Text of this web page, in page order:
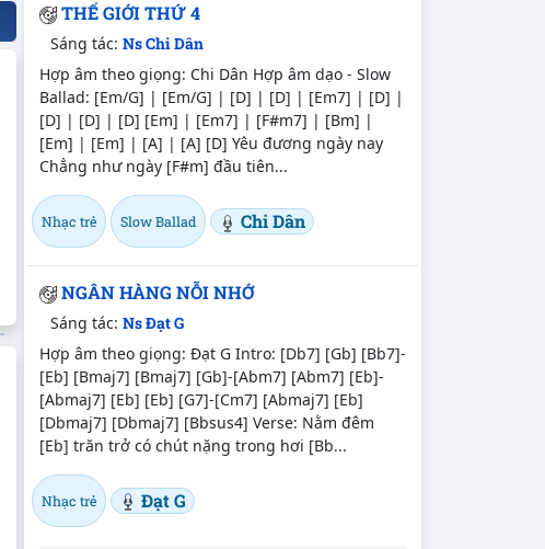
THẾ GIỚI THỨ 4
Sáng tác:Ns Chi Dân
Hợp âm theo giọng: Chi Dân Hợp âm dạo - Slow
Ballad: [Em/G] | [Em/G] | [D] | [D] | [Em7] | [D] |
[D] | [D] | [D] [Em] | [Em7] | [F#m7] | [Bm] |
[Em] | [Em] | [A] | [A] [D] Yêu đương ngày nay
Chẳng như ngày [F#m] đầu tiên...
Nhạc trẻ Slow Ballad Chi Dân
NGÂN HÀNG NỖI NHỚ
Sáng tác:Ns Đạt G
Hợp âm theo giọng: Đạt G Intro: [Db7] [Gb] [Bb7]-
[Eb] [Bmaj7] [Bmaj7] [Gb]-[Abm7] [Abm7] [Eb]-
[Abmaj7] [Eb] [Eb] [G7]-[Cm7] [Abmaj7] [Eb]
[Dbmaj7] [Dbmaj7] [Bbsus4] Verse: Nằm đêm
[Eb] trăn trở có chút nặng trong hơi [Bb...
Nhạc trẻ Đạt G